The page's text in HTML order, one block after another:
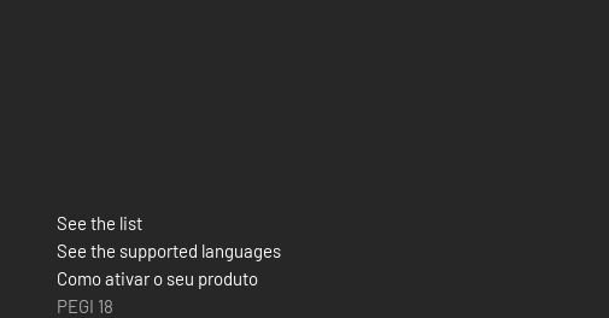
See the list
See the supported languages
Como ativar o seu produto
PEGI 18